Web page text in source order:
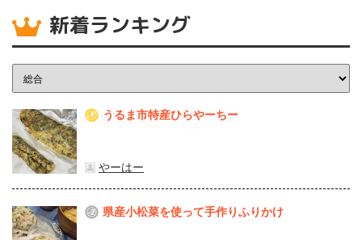
新着ランキング
1 うるま市特産ひらやーちー
やーはー
2 県産⼩松菜を使って⼿作りふりかけ